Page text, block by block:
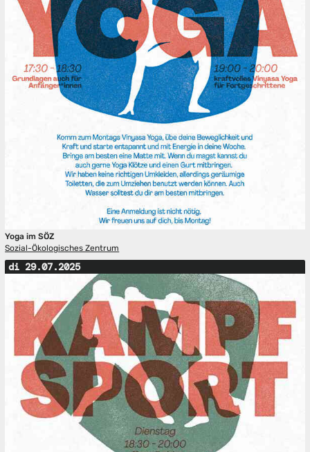
Yoga im SÖZ
Sozial-Ökologisches Zentrum
di 29.07.2025